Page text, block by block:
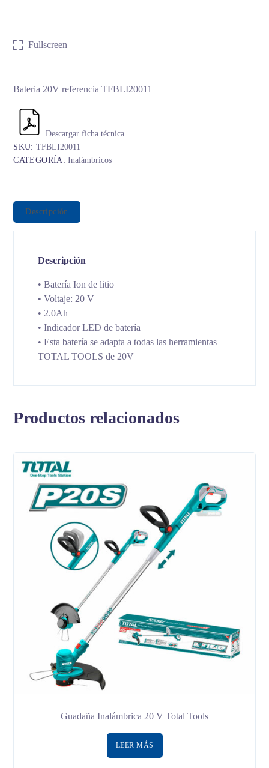
Fullscreen
Bateria 20V referencia TFBLI20011
Descargar ficha técnica
SKU:TFBLI20011
CATEGORÍA:Inalámbricos
Descripción
Descripción
• Batería Ion de litio
• Voltaje: 20 V
• 2.0Ah
• Indicador LED de batería
• Esta batería se adapta a todas las herramientas
TOTAL TOOLS de 20V
Productos relacionados
Guadaña Inalámbrica 20 V Total Tools
LEER MÁS